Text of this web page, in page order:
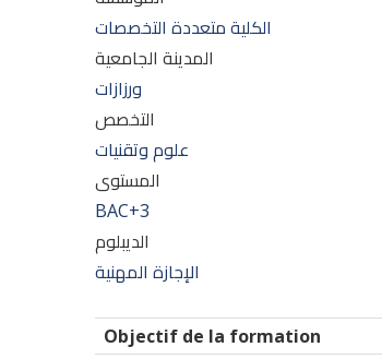
الكلية متعددة التخصصات
المدينة الجامعية
ورزازات
التخصص
علوم وتقنيات
المستوى
BAC+3
الديبلوم
الإجازة المهنية
Objectif de la formation